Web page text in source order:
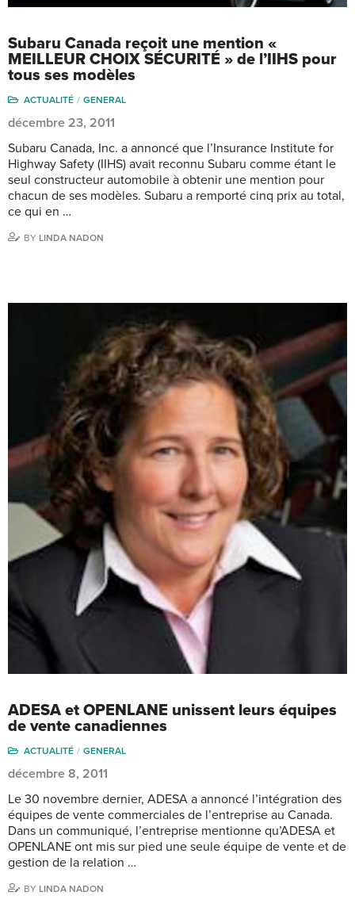
Subaru Canada reçoit une mention «
MEILLEUR CHOIX SÉCURITÉ » de l’IIHS pour
tous ses modèles
ACTUALITÉ GENERAL
décembre 23, 2011
Subaru Canada, Inc. a annoncé que l’Insurance Institute for
Highway Safety (IIHS) avait reconnu Subaru comme étant le
seul constructeur automobile à obtenir une mention pour
chacun de ses modèles. Subaru a remporté cinq prix au total,
ce qui en …
BY LINDA NADON
ADESA et OPENLANE unissent leurs équipes
de vente canadiennes
ACTUALITÉ GENERAL
décembre 8, 2011
Le 30 novembre dernier, ADESA a annoncé l’intégration des
équipes de vente commerciales de l’entreprise au Canada.
Dans un communiqué, l’entreprise mentionne qu’ADESA et
OPENLANE ont mis sur pied une seule équipe de vente et de
gestion de la relation …
BY LINDA NADON